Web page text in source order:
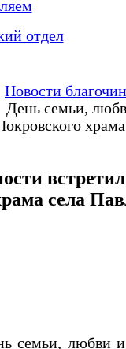
отдел
Новости
День семьи,
села
семьи, любви и